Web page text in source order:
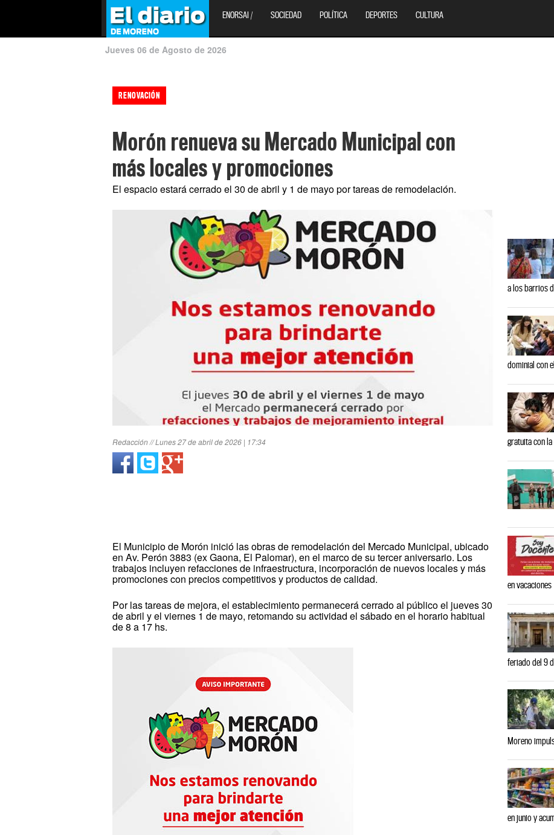
ENORSAI / SOCIEDAD POLÍTICA DEPORTES CULTURA
Jueves 06 de Agosto de 2026
RENOVACIÓN
Morón renueva su Mercado Municipal con
más locales y promociones
El espacio estará cerrado el 30 de abril y 1 de mayo por tareas de remodelación.
Redacción // Lunes 27 de abril de 2026 | 17:34
El Municipio de Morón inició las obras de remodelación del Mercado Municipal, ubicado
en Av. Perón 3883 (ex Gaona, El Palomar), en el marco de su tercer aniversario. Los
trabajos incluyen refacciones de infraestructura, incorporación de nuevos locales y más
promociones con precios competitivos y productos de calidad.
Por las tareas de mejora, el establecimiento permanecerá cerrado al público el jueves 30
de abril y el viernes 1 de mayo, retomando su actividad el sábado en el horario habitual
de 8 a 17 hs.
a los barrios
dominial con
gratuita con la
en vacaciones
feriado del 9
Moreno
en junio y